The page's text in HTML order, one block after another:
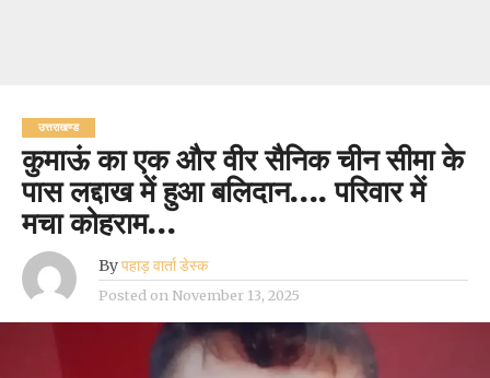
उत्तराखण्ड
कुमाऊं का एक और वीर सैनिक चीन सीमा के
पास लद्दाख में हुआ बलिदान…. परिवार में
मचा कोहराम…
Byपहाड़ वार्ता डेस्क
Posted on November 13, 2025